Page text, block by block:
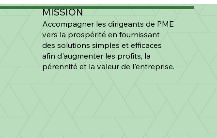
MISSION
Accompagner les dirigeants de PME
vers la prospérité en fournissant
des solutions simples et efficaces
afin d'augmenter les profits, la
pérennité et la valeur de l'entreprise.